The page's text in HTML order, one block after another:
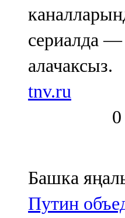
сериалда
алачаксыз.
tnv.ru
0
Башка
Путин